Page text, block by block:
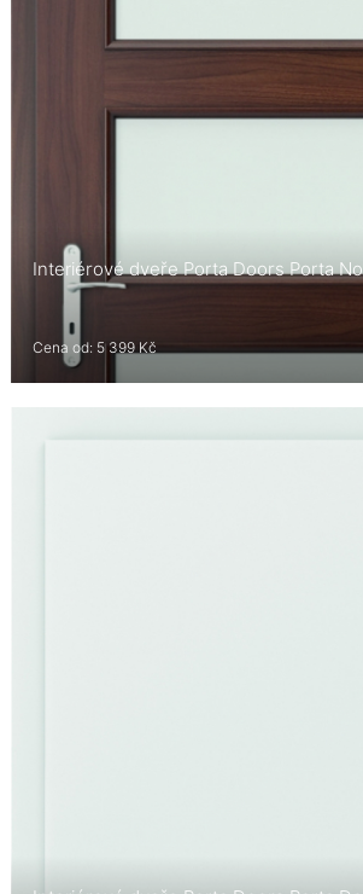
Interiérové dveře Porta Doors Porta
Cena od: 5 399 Kč